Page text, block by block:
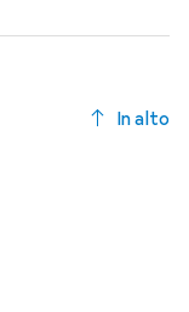
In alto